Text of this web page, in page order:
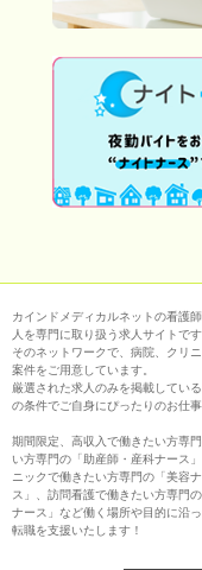
カインドメディカルネットの看護
人を専門に取り扱う求人サイトで
そのネットワークで、病院、クリ
案件をご用意しています。
厳選された求人のみを掲載してい
の条件でご自身にぴったりのお仕
期間限定、高収入で働きたい方専
い方専門の「助産師・産科ナース
ニックで働きたい方専門の「美容
ス」、訪問看護で働きたい方専門
ナース」など働く場所や目的に沿
転職を支援いたします！